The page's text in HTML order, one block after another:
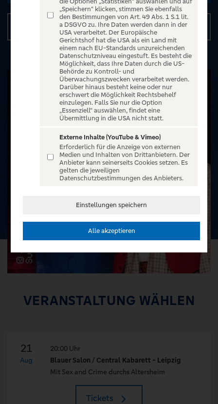
Details
VERANSTALTUNG WÄHLEN
21
Aug
20:00 Uhr
Blauer Salon / Central Kabarett - Leipzig
Mit Sex and Crime durchs Altersheim
Tickets
„Speichern“ klicken, stimmen Sie ebenfalls
den Bestimmungen von Art. 49 Abs. 1 S.1 lit.
a DSGVO zu. Ihre Daten werden dann in der
USA verarbeitet. Der Europäische
Gerichtshof hat die USA als ein Land mit
einem nach EU-Standards unzureichenden
Datenschutzniveau eingestuft. Es besteht die
Möglichkeit, dass Ihre Daten durch die US-
Behörde zu Kontroll- und
Überwachungszwecken verarbeitet werden.
Darüber hinaus besteht keine oder nur
erschwert die Möglichkeit Rechtsbehelf
einzulegen. Falls Sie nur die Option
„Essenziell“ auswählen, findet eine
Übermittlung in die USA nicht statt.
Externe Inhalte (YouTube & Vimeo)
Erforderlich für die Anzeige von externen
Medien und Inhalten von Drittanbietern. Der
Anbieter kann seinerseits Cookies setzen. Es
gelten die jeweiligen
Datenschutzbestimmungen des Anbieters.
Einstellungen speichern
Alle akzeptieren